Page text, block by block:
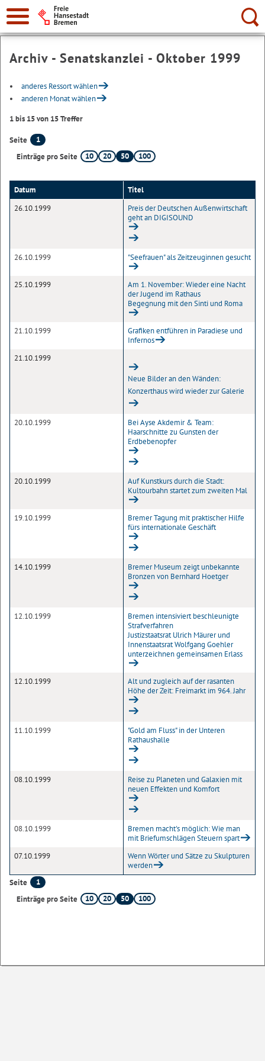
Suche:
Archiv - Senatskanzlei - Oktober 1999
anderes Ressort wählen
anderen Monat wählen
1 bis 15 von 15 Treffer
Seite
1
Einträge pro Seite
10 20 50 100
Datum
Titel
26.10.1999
Preis der Deutschen Außenwirtschaft
geht an DIGISOUND
26.10.1999 "Seefrauen" als Zeitzeuginnen gesucht
25.10.1999
Am 1. November: Wieder eine Nacht
der Jugend im Rathaus
Begegnung mit den Sinti und Roma
21.10.1999
Grafiken entführen in Paradiese und
Infernos
21.10.1999
Neue Bilder an den Wänden:
Konzerthaus wird wieder zur Galerie
20.10.1999
Bei Ayse Akdemir & Team:
Haarschnitte zu Gunsten der
Erdbebenopfer
20.10.1999
Auf Kunstkurs durch die Stadt:
Kultourbahn startet zum zweiten Mal
19.10.1999
Bremer Tagung mit praktischer Hilfe
fürs internationale Geschäft
14.10.1999
Bremer Museum zeigt unbekannte
Bronzen von Bernhard Hoetger
12.10.1999
Bremen intensiviert beschleunigte
Strafverfahren
Justizstaatsrat Ulrich Mäurer und
Innenstaatsrat Wolfgang Goehler
unterzeichnen gemeinsamen Erlass
12.10.1999
Alt und zugleich auf der rasanten
Höhe der Zeit: Freimarkt im 964. Jahr
11.10.1999
"Gold am Fluss" in der Unteren
Rathaushalle
08.10.1999
Reise zu Planeten und Galaxien mit
neuen Effekten und Komfort
08.10.1999
Bremen macht's möglich: Wie man
mit Briefumschlägen Steuern spart
07.10.1999
Wenn Wörter und Sätze zu Skulpturen
werden
Seite
1
Einträge pro Seite
10 20 50 100